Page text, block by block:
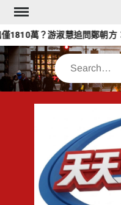
Skip
content萬？游淑慧追問鄭朝方：
Search